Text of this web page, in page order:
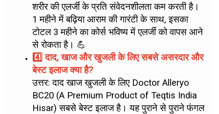
शरीर की एलर्जी के प्रति संवेदनशीलता कम करती है।
1 महीने में बढ़िया आराम की गारंटी के साथ, इसका
टोटल 3 महीने का कोर्स भविष्य में एलर्जी को वापस आने
से रोकता है। 💪
4️⃣ दाद, खाज और खुजली के लिए सबसे असरदार और
बेस्ट इलाज क्या है?
उत्तर: दाद खाज खुजली के लिए Doctor Alleryo
BC20 (A Premium Product of Teqtis India
Hisar) सबसे बेस्ट इलाज है। यह पुराने से पुराने फंगल